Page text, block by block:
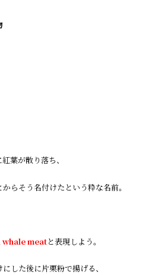
葉が散り落ち、
らそう名付けたという粋な名前。
meatと表現しよう。
した後に片栗粉で揚げる、